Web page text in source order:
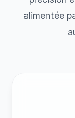
alimentée